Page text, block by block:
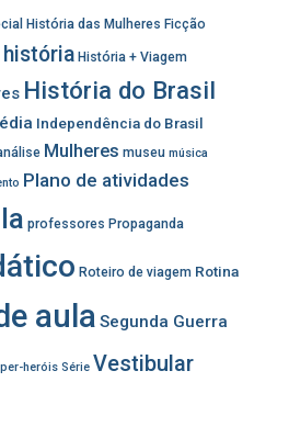
História das Mulheres Ficção
história História + Viagem
História do Brasil
Independência do Brasil
Mulheres museu música
Plano de atividades
professores Propaganda
Roteiro de viagem Rotina
aula Segunda Guerra
heróis Série Vestibular